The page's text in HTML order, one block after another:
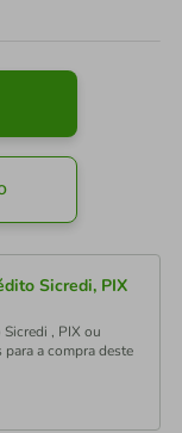
Sicredi, PIX
, PIX ou
a compra deste